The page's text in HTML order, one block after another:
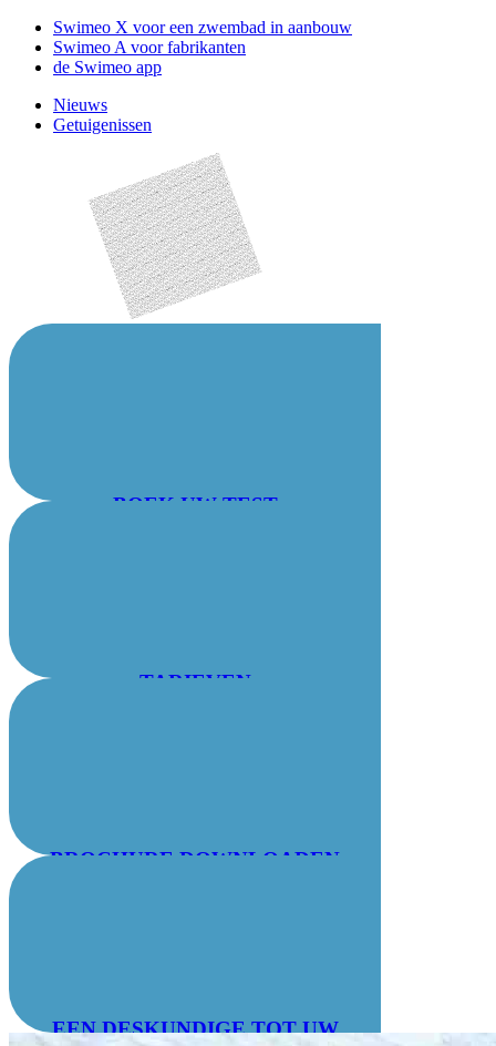
Swimeo X voor een zwembad in aanbouw
Swimeo A voor fabrikanten
de Swimeo app
Nieuws
Getuigenissen
BOEK UW TEST
TARIEVEN
BROCHURE DOWNLOADEN
EEN DESKUNDIGE TOT UW